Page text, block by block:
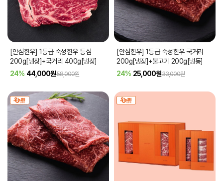
[안심한우] 1등급 숙성한우 등심
200g[냉장]+국거리 400g[냉장]
24% 44,000원58,000원
[안심한우] 1등급 숙성한우 국거리
200g[냉장]+불고기 200g[냉동]
24% 25,000원33,000원